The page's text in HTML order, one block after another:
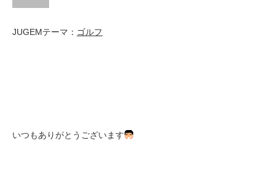
JUGEMテーマ： ゴルフ
いつもありがとうございます